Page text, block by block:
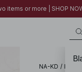
items or more | SHOP
NA-KD /